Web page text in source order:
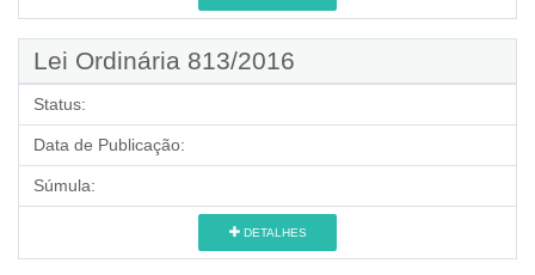
Lei Ordinária 813/2016
Status:
Data de Publicação:
Súmula:
DETALHES